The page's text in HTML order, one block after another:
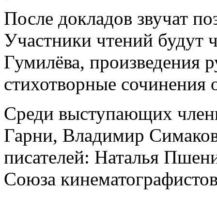
После докладов звучат
Участники чтений будут
Гумилёва, произведения
стихотворные
Среди выступающих
Гарни, Владимир
писателей: Наталья
Союза